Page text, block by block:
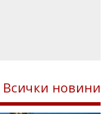
Всички новини